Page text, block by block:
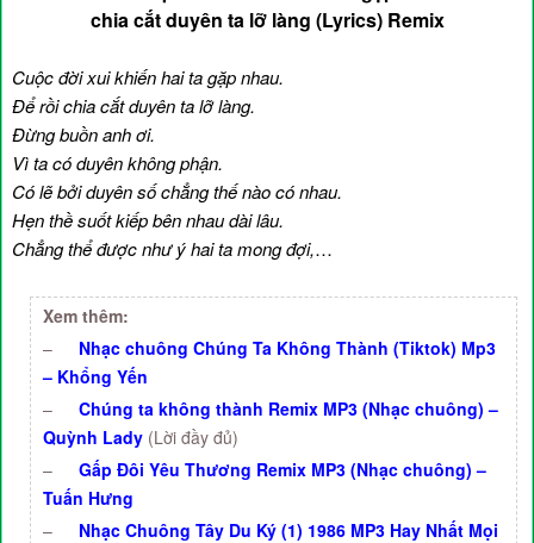
chia cắt duyên ta lỡ làng (Lyrics) Remix
Cuộc đời xui khiến hai ta gặp nhau.
Để rồi chia cắt duyên ta lỡ làng.
Đừng buồn anh ơi.
Vì ta có duyên không phận.
Có lẽ bởi duyên số chẳng thế nào có nhau.
Hẹn thề suốt kiếp bên nhau dài lâu.
Chẳng thể được như ý hai ta mong đợi,…
Xem thêm:
–
Nhạc chuông Chúng Ta Không Thành (Tiktok) Mp3
– Khổng Yến
–
Chúng ta không thành Remix MP3 (Nhạc chuông) –
Quỳnh Lady (Lời đầy đủ)
–
Gấp Đôi Yêu Thương Remix MP3 (Nhạc chuông) –
Tuấn Hưng
–
Nhạc Chuông Tây Du Ký (1) 1986 MP3 Hay Nhất Mọi